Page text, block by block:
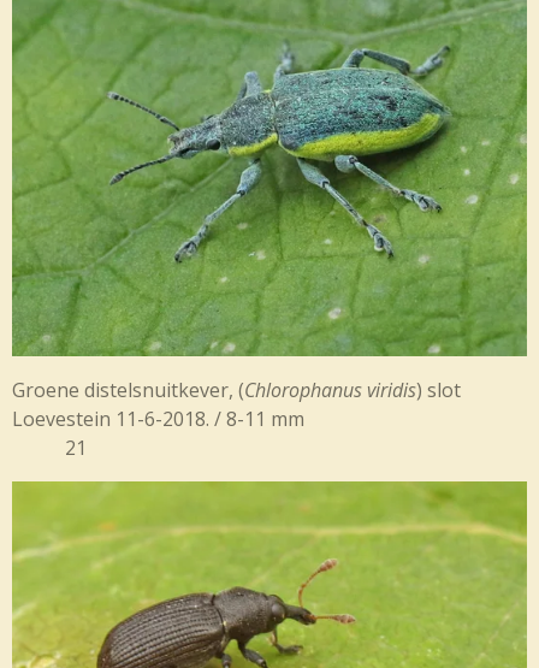
Groene distelsnuitkever, (Chlorophanus viridis) slot
Loevestein 11-6-2018. / 8-11 mm
21